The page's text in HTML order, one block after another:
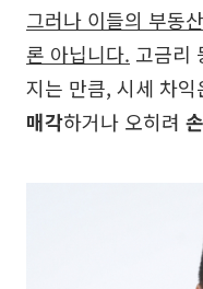
그러나 이들의 부동
론 아닙니다. 고금리
지는 만큼, 시세 차익
매각하거나 오히려